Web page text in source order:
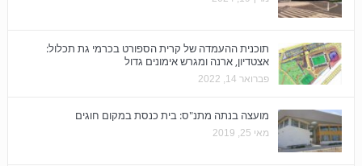
תוכנית ההעמדה של קרית הספורט בכרמי גת תכלול:
אצטדיון, ארנה ומגרש אימונים גדול
פברואר 14, 2022
מועצה בנתה מתנ"ס: בית כנסת במקום חוגים
מאי 25, 2019